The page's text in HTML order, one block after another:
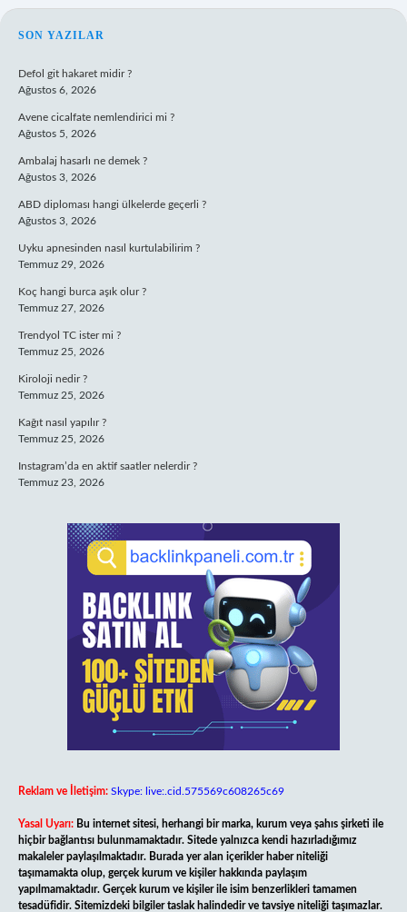
SIDEBAR
SON YAZILAR
Defol git hakaret midir ?
Ağustos 6, 2026
Avene cicalfate nemlendirici mi ?
Ağustos 5, 2026
Ambalaj hasarlı ne demek ?
Ağustos 3, 2026
ABD diploması hangi ülkelerde geçerli ?
Ağustos 3, 2026
Uyku apnesinden nasıl kurtulabilirim ?
Temmuz 29, 2026
Koç hangi burca aşık olur ?
Temmuz 27, 2026
Trendyol TC ister mi ?
Temmuz 25, 2026
Kiroloji nedir ?
Temmuz 25, 2026
Kağıt nasıl yapılır ?
Temmuz 25, 2026
Instagram’da en aktif saatler nelerdir ?
Temmuz 23, 2026
Reklam ve İletişim: Skype: live:.cid.575569c608265c69
Yasal Uyarı: Bu internet sitesi, herhangi bir marka, kurum veya şahıs şirketi ile
hiçbir bağlantısı bulunmamaktadır. Sitede yalnızca kendi hazırladığımız
makaleler paylaşılmaktadır. Burada yer alan içerikler haber niteliği
taşımamakta olup, gerçek kurum ve kişiler hakkında paylaşım
yapılmamaktadır. Gerçek kurum ve kişiler ile isim benzerlikleri tamamen
tesadüfidir. Sitemizdeki bilgiler taslak halindedir ve tavsiye niteliği taşımazlar.